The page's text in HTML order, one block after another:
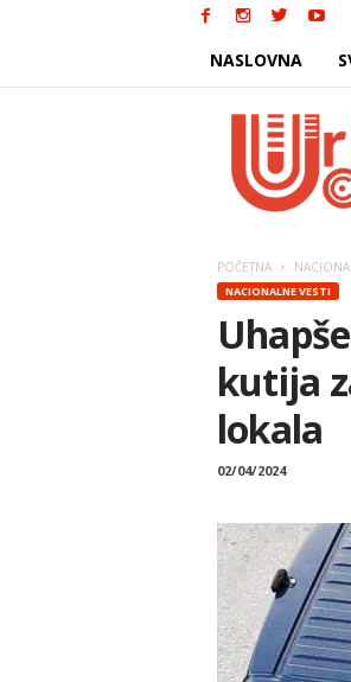
NASLOVNA
POČETNA
NACIONALNE VESTI
kutija
lokala
02/04/2024